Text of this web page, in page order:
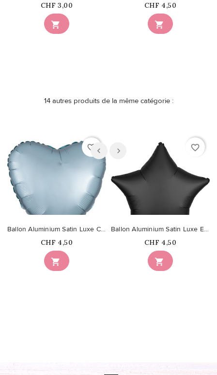

Prix
CHF 3,00

Prix
CHF 4,50
14 autres produits de la même catégorie :
favorite_border

Ballon Aluminium Satin Luxe Coeur Bleu Pastel
Prix
CHF 4,50
favorite_border

Ballon Aluminium Satin Luxe Etoile Noir Satiné
Prix
CHF 4,50